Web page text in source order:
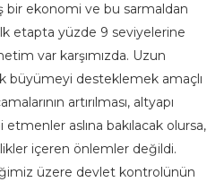
bir ekonomi ve bu sarmaldan
etapta yüzde 9 seviyelerine
var karşımızda. Uzun
büyümeyi desteklemek amaçlı
artırılması, altyapı
etmenler aslına bakılacak olursa,
içeren önlemler değildi.
üzere devlet kontrolünün